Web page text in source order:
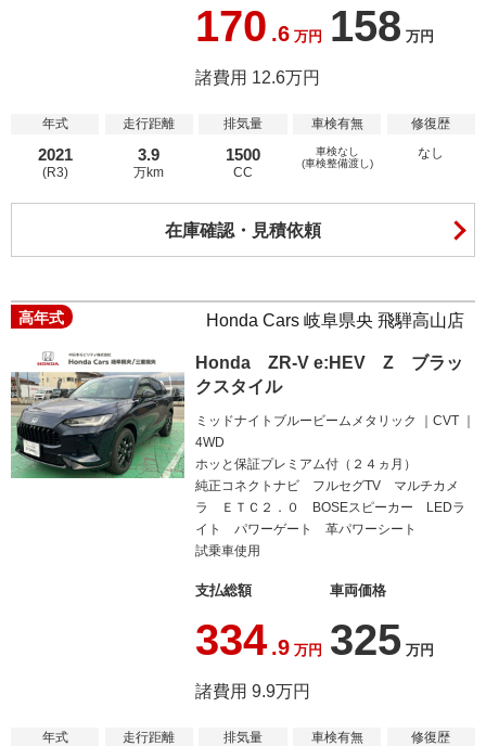
170 .6 万円 158 万円
諸費用 12.6万円
年式
2021
(R3)
走行距離
3.9
万km
排気量
1500
CC
車検有無
車検なし
(車検整備渡し)
修復歴
なし
在庫確認・見積依頼
高年式 Honda Cars 岐阜県央 飛騨高山店
Honda ZR-V e:HEV Z ブラッ
クスタイル
ミッドナイトブルービームメタリック
CVT
4WD
ホッと保証プレミアム付（２４ヵ月）
純正コネクトナビ フルセグTV マルチカメ
ラ ＥＴＣ２．０ BOSEスピーカー LEDラ
イト パワーゲート 革パワーシート
試乗車使用
支払総額
334 .9 万円
車両価格
325 万円
諸費用 9.9万円
年式 走行距離 排気量 車検有無
修復歴